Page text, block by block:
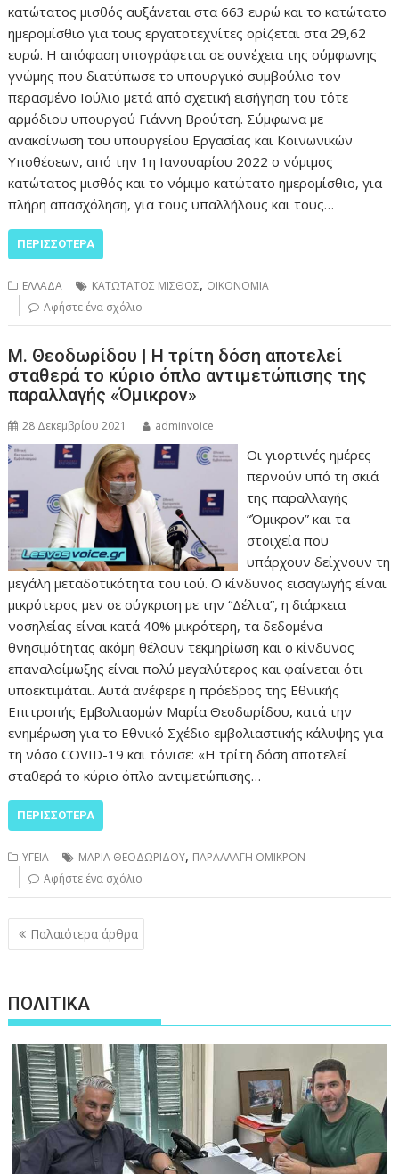
κατώτατος μισθός αυξάνεται στα 663 ευρώ και το κατώτατο
ημερομίσθιο για τους εργατοτεχνίτες ορίζεται στα 29,62
ευρώ. Η απόφαση υπογράφεται σε συνέχεια της σύμφωνης
γνώμης που διατύπωσε το υπουργικό συμβούλιο τον
περασμένο Ιούλιο μετά από σχετική εισήγηση του τότε
αρμόδιου υπουργού Γιάννη Βρούτση. Σύμφωνα με
ανακοίνωση του υπουργείου Εργασίας και Κοινωνικών
Υποθέσεων, από την 1η Ιανουαρίου 2022 ο νόμιμος
κατώτατος μισθός και το νόμιμο κατώτατο ημερομίσθιο, για
πλήρη απασχόληση, για τους υπαλλήλους και τους…
ΠΕΡΙΣΣΌΤΕΡΑ
ΕΛΛΑΔΑ ΚΑΤΩΤΑΤΟΣ ΜΙΣΘΟΣ, ΟΙΚΟΝΟΜΙΑ
Αφήστε ένα σχόλιο
Μ. Θεοδωρίδου | Η τρίτη δόση αποτελεί
σταθερά το κύριο όπλο αντιμετώπισης της
παραλλαγής «Όμικρον»
28 Δεκεμβρίου 2021 adminvoice
Οι γιορτινές ημέρες
περνούν υπό τη σκιά
της παραλλαγής
“Όμικρον” και τα
στοιχεία που
υπάρχουν δείχνουν τη
μεγάλη μεταδοτικότητα του ιού. Ο κίνδυνος εισαγωγής είναι
μικρότερος μεν σε σύγκριση με την “Δέλτα”, η διάρκεια
νοσηλείας είναι κατά 40% μικρότερη, τα δεδομένα
θνησιμότητας ακόμη θέλουν τεκμηρίωση και ο κίνδυνος
επαναλοίμωξης είναι πολύ μεγαλύτερος και φαίνεται ότι
υποεκτιμάται. Αυτά ανέφερε η πρόεδρος της Εθνικής
Επιτροπής Εμβολιασμών Μαρία Θεοδωρίδου, κατά την
ενημέρωση για το Εθνικό Σχέδιο εμβολιαστικής κάλυψης για
τη νόσο COVID-19 και τόνισε: «Η τρίτη δόση αποτελεί
σταθερά το κύριο όπλο αντιμετώπισης…
ΠΕΡΙΣΣΌΤΕΡΑ
ΥΓΕΙΑ ΜΑΡΙΑ ΘΕΟΔΩΡΙΔΟΥ, ΠΑΡΑΛΛΑΓΗ ΟΜΙΚΡΟΝ
Αφήστε ένα σχόλιο
Πλοήγηση
άρθρων
Παλαιότερα άρθρα
ΠΟΛΙΤΙΚΑ